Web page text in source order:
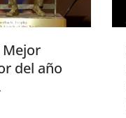
Mejor
del año